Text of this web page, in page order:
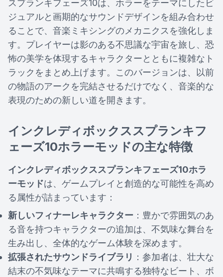
スプランキフェーズ10は、ホラーをテーマにしたビ
ジュアルと画期的なサウンドデザインを組み合わせ
ることで、音楽ミキシングのメカニクスを強化しま
す。プレイヤーは影のある不思議な宇宙を旅し、恐
怖の美学を体現するキャラクターとともに複雑なト
ラックをまとめ上げます。このバージョンは、以前
の物語のアークを完結させるだけでなく、音楽的な
表現のための新しい道を開きます。
インクレディボックススプランキフ
ェーズ10ホラーモッドの主な特徴
インクレディボックススプランキフェーズ10ホラ
ーモッドは、ゲームプレイと創造的な可能性を高め
る属性が詰まっています：
新しいフィナーレキャラクター ：豊かで雰囲気のあ
る音を持つキャラクターの追加は、不気味な舞台を
生み出し、全体的なゲーム体験を深めます。
拡張されたサウンドライブラリ ：参加者は、壮大な
結末の不気味なテーマに共鳴する独特なビート、ボ